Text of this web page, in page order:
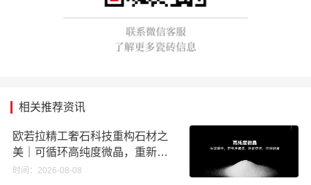
相关推荐资讯
欧若拉精工奢石科技重构石材之
美｜可循环高纯度微晶，重新定
义高端奢石原料
时间：2026-08-08